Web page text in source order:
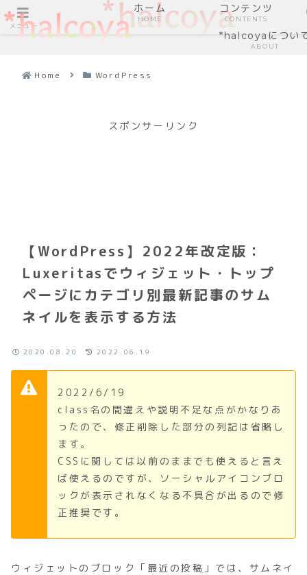
ホーム
HOME
コンテンツ
CONTENTS
*halcoyaについ
ABOUT
Home WordPress
スポンサーリンク
【WordPress】2022年改定版：
Luxeritasでウィジェット・トップ
ページにカテゴリ別最新記事のサム
ネイルを表示する方法
2020.08.20 2022.06.19
2022/6/19
class名の間違えや説明不足な点がかなりあ
ったので、修正削除した部分の列記は省略し
ます。
CSSに関しては以前のままでも使えると言え
ば使えるのですが、ソーシャルアイコンブロ
ックが表示されなくなる不具合が出るので修
正推奨です。
ウィジェットのブロック「最近の投稿」では、サムネイ
メニュー